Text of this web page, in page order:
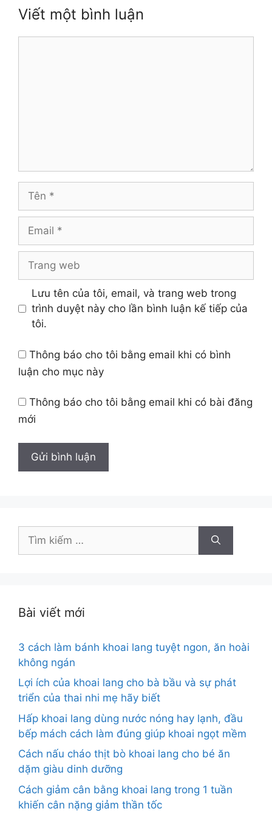
Viết một bình luận
Tên
Email
Trang
Lưu tên của tôi, email, và trang web trong
trình duyệt này cho lần bình luận kế tiếp của
tôi.
Thông báo cho tôi bằng email khi có bình
luận cho mục này
Thông báo cho tôi bằng email khi có bài đăng
mới
Tìm
kiếm
Bài viết mới
3 cách làm bánh khoai lang tuyệt ngon, ăn hoài
không ngán
Lợi ích của khoai lang cho bà bầu và sự phát
triển của thai nhi mẹ hãy biết
Hấp khoai lang dùng nước nóng hay lạnh, đầu
bếp mách cách làm đúng giúp khoai ngọt mềm
Cách nấu cháo thịt bò khoai lang cho bé ăn
dặm giàu dinh dưỡng
Cách giảm cân bằng khoai lang trong 1 tuần
khiến cân nặng giảm thần tốc